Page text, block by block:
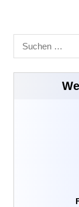
Suchen
nach: